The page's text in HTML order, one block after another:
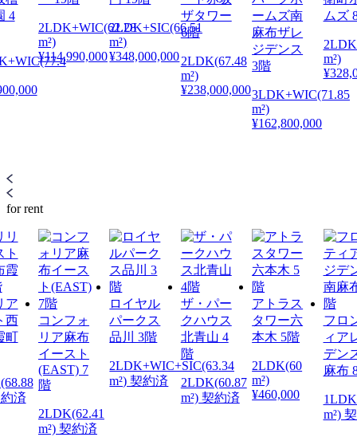
4
2LDK+WIC(62.28
m²)
¥114,990,000
2LDK+SIC(66.51
m²)
¥348,000,000
ザタワー
6階
2LDK(67.48
m²)
¥238,000,000
ームズ南
麻布ザレ
ジデンス
3階
3LDK+WIC(71.85
m²)
¥162,800,000
ムズ
m²)
for rent
ア
西
町
済
コンフォ
リア麻布
イースト
(EAST) 7
階
2LDK(62.41
m²) 契約済
ロイヤル
パークス
品川 3階
2LDK+WIC+SIC(63.34
m²) 契約済
ザ・パー
クハウス
北青山 4
階
2LDK(60.87
m²) 契約済
アトラス
タワー六
本木 5階
2LDK(60
m²)
¥460,000
フロ
ィア
デン
麻布
m²)